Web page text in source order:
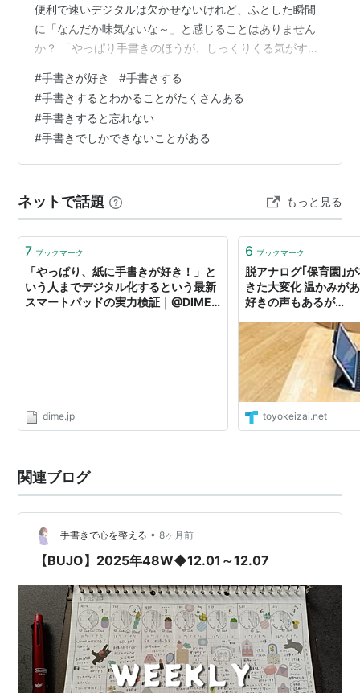
便利で速いデジタルは欠かせないけれど、ふとした瞬間
に「なんだか味気ないな～」と感じることはありません
か？ 「やっぱり手書きのほうが、しっくりくる気がす
るのではないでしょうか。 効率やスピードを求められる
時代だからこそ、余計にそう思うかもしれません。 この
記事では、そんな手書き派のあなたが「書くこと」をも
っと楽しめるようになればと思って書きました！ お茶で
も飲みながら、リラックスして眺めてみてください。 そ
#手書きが好き #手書きする
#手書きするとわかることがたくさんある
#手書きすると忘れない
#手書きでしかできないことがある
ネットで話題 もっと見る
7 ブックマーク
「やっぱり、紙に手書きが好き！」と
いう人までデジタル化するという最新
スマートパッドの実力検証｜@DIME
dime.jp
6 ブックマーク
脱アナログ｢保育園｣
きた大変化 温かみが
好きの声もあるが…
toyokeizai.net
関連ブログ
手書きで心を整える • 8ヶ月前
【BUJO】2025年48W◆12.01～12.07